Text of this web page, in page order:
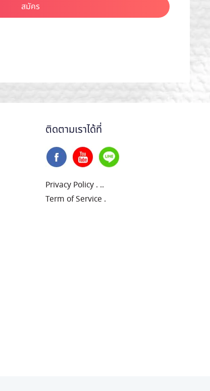
สมัคร
ติดตามเราได้ที่
Privacy Policy . ..
Term of Service .